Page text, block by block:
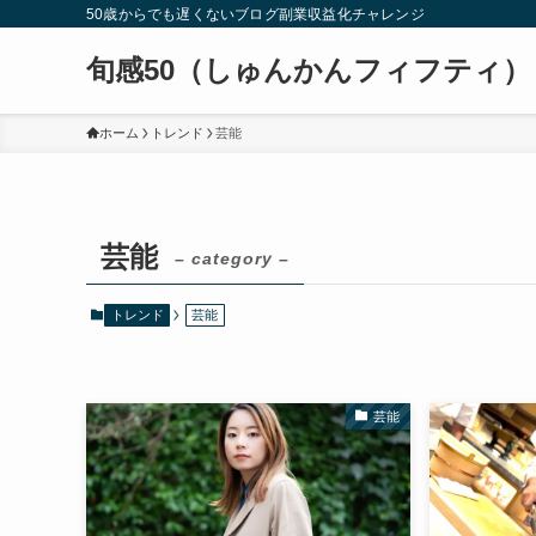
50歳からでも遅くないブログ副業収益化チャレンジ
旬感50（しゅんかんフィフティ）
ホーム トレンド 芸能
芸能 – category –
トレンド 芸能
芸能